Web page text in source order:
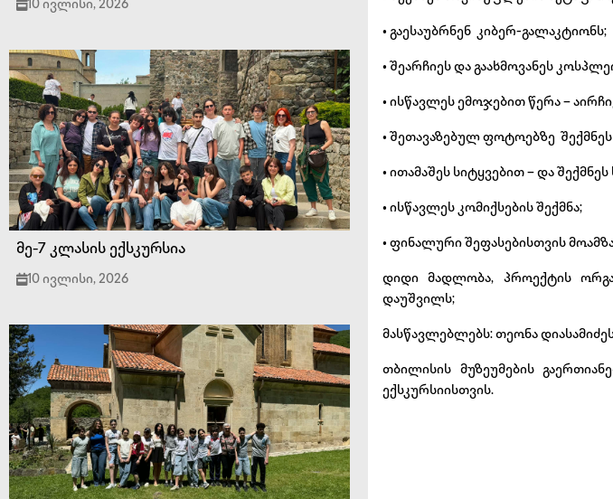
10 ივლისი, 2026
მე-7 კლასის ექსკურსია
10 ივლისი, 2026
• გაესაუბრნენ კიბერ-გალაკტიონს;
• შეარჩიეს და გაახმოვანეს
• ისწავლეს ემოჯებით წერა –
• შეთავაზებულ ფოტოებზე
• ითამაშეს სიტყვებით – და
• ისწავლეს კომიქსების შექმნა;
• ფინალური შეფასებისთვის
დიდი მადლობა, პროექტის
დაუშვილს;
მასწავლებლებს: თეონა
თბილისის მუზეუმების
ექსკურსიისთვის.